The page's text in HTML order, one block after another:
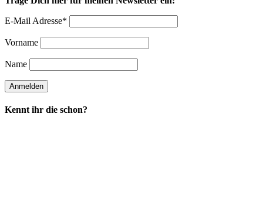
E-Mail Adresse*
Vorname
Name
Kennt ihr die schon?